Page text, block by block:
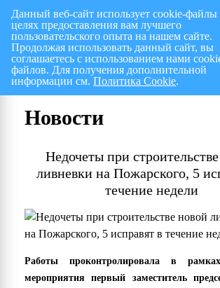
Перспективный план работ на I полугодие 2026 г.
Новости
Недочеты при
ливневки на Пожарского, 5
течение недели
Работы проконтролировала в
мероприятия первый заместитель
Данный веб-сайт использует cookie-файлы
целях предоставления вам лучшего
пользовательского опыта на нашем сайте.
Продолжая использовать данный сайт, вы
соглашаетесь с использованием нами
файлов. Для получения дополнительной
информации см.Политика Cookie.